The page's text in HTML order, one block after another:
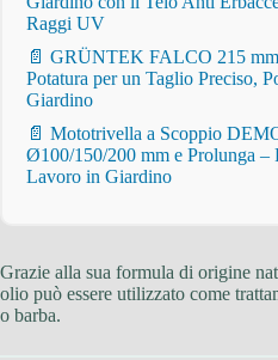
Raggi UV
📄 GRÜNTEK FALCO 215
Potatura per un Taglio Preciso,
Giardino
📄 Mototrivella a Scoppio
Ø100/150/200 mm e Prolunga –
Lavoro in Giardino
Grazie alla sua formula di origine
olio può essere utilizzato come
o barba.